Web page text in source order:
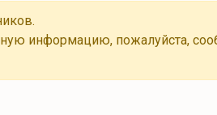
информацию, пожалуйста,